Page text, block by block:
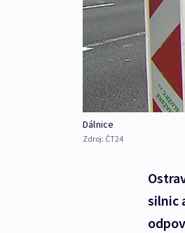
Dálnice
Zdroj: ČT24
silnic